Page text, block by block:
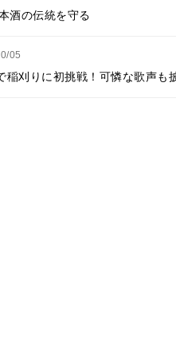
酒の伝統を守る
05
稲刈りに初挑戦！可憐な歌声も